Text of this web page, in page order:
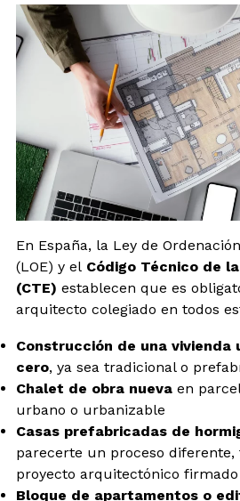
En España, la Ley de
(LOE) y el Código Técnico de
(CTE) establecen que es
arquitecto colegiado en todos
Construcción de una vivienda
cero, ya sea tradicional o
Chalet de obra nueva en
urbano o urbanizable
Casas prefabricadas de
parecerte un proceso
proyecto arquitectónico firmado
Bloque de apartamentos o